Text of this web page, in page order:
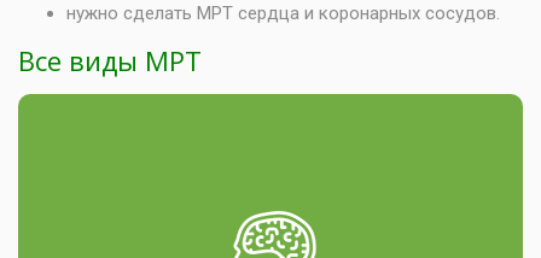
нужно сделать МРТ сердца и коронарных сосудов.
Все виды МРТ